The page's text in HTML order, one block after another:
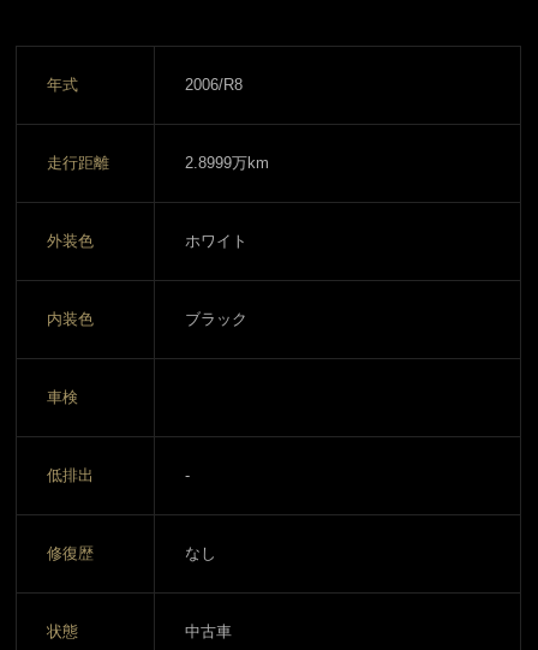
年式 2006/R8
走行距離 2.8999万km
外装色 ホワイト
内装色 ブラック
車検
低排出 -
修復歴 なし
状態 中古車